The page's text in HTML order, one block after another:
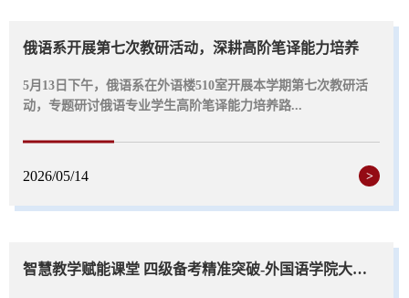
俄语系开展第七次教研活动，深耕高阶笔译能力培养
5月13日下午，俄语系在外语楼510室开展本学期第七次教研活
动，专题研讨俄语专业学生高阶笔译能力培养路...
2026/05/14 >
智慧教学赋能课堂 四级备考精准突破-外国语学院大学英语第三教研室开展第六次教研...